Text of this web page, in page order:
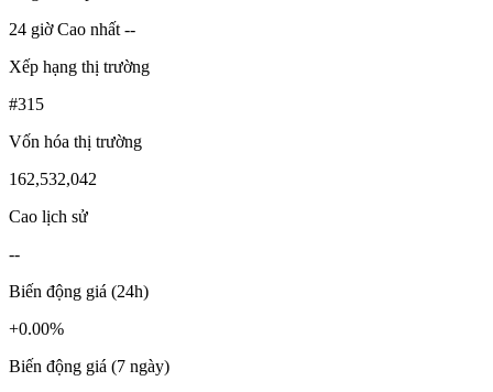
24 giờ Cao nhất --
Xếp hạng thị trường
#315
Vốn hóa thị trường
162,532,042
Cao lịch sử
--
Biến động giá (24h)
+0.00%
Biến động giá (7 ngày)